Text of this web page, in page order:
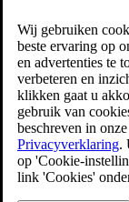
XC40
Volvo XC40
particulieren
Aankoop voor
Bekijk de